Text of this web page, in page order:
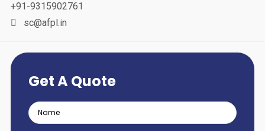
+91-9315902761
sc@afpl.in
Get A Quote